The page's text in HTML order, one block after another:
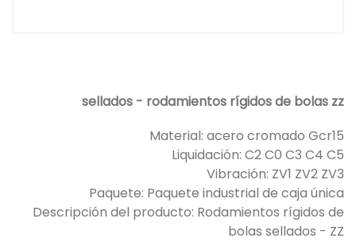
sellados - rodamientos rígidos de bolas zz
Material: acero cromado Gcr15
Liquidación: C2 C0 C3 C4 C5
Vibración: ZV1 ZV2 ZV3
Paquete: Paquete industrial de caja única
Descripción del producto: Rodamientos rígidos de
bolas sellados - ZZ